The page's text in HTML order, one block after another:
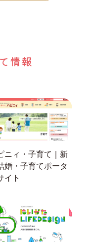
情報
ニィ・子育て｜新
婚・子育てポータ
イト